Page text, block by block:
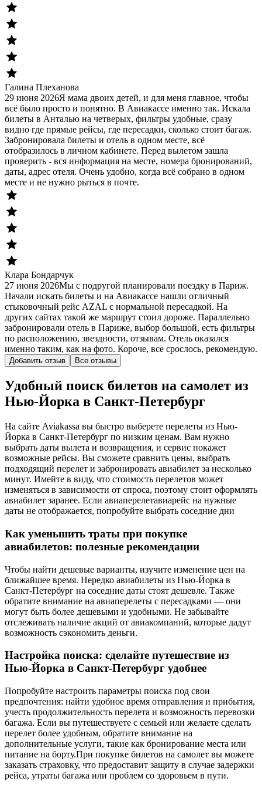
Галина Плеханова
29 июня 2026Я мама двоих детей, и для меня главное, чтобы
всё было просто и понятно. В Авиакассе именно так. Искала
билеты в Анталью на четверых, фильтры удобные, сразу
видно где прямые рейсы, где пересадки, сколько стоит багаж.
Забронировала билеты и отель в одном месте, всё
отобразилось в личном кабинете. Перед вылетом зашла
проверить - вся информация на месте, номера бронирований,
даты, адрес отеля. Очень удобно, когда всё собрано в одном
месте и не нужно рыться в почте.
Клара Бондарчук
27 июня 2026Мы с подругой планировали поездку в Париж.
Начали искать билеты и на Авиакассе нашли отличный
стыковочный рейс AZAL с нормальной пересадкой. На
других сайтах такой же маршрут стоил дороже. Параллельно
забронировали отель в Париже, выбор большой, есть фильтры
по расположению, звездности, отзывам. Отель оказался
именно таким, как на фото. Короче, все срослось, рекомендую.
Добавить отзыв Все отзывы
Удобный поиск билетов на самолет из
Нью-Йорка в Санкт-Петербург
На сайте Aviakassa вы быстро выберете перелеты из Нью-
Йорка в Санкт-Петербург по низким ценам. Вам нужно
выбрать даты вылета и возвращения, и сервис покажет
возможные рейсы. Вы сможете сравнить цены, выбрать
подходящий перелет и забронировать авиабилет за несколько
минут. Имейте в виду, что стоимость перелетов может
изменяться в зависимости от спроса, поэтому стоит оформлять
авиабилет заранее. Если авиаперелетавиарейс на нужные
даты не отображается, попробуйте выбрать соседние дни
Как уменьшить траты при покупке
авиабилетов: полезные рекомендации
Чтобы найти дешевые варианты, изучите изменение цен на
ближайшее время. Нередко авиабилеты из Нью-Йорка в
Санкт-Петербург на соседние даты стоят дешевле. Также
обратите внимание на авиаперелеты с пересадками — они
могут быть более дешевыми и удобными. Не забывайте
отслеживать наличие акций от авиакомпаний, которые дадут
возможность сэкономить деньги.
Настройка поиска: сделайте путешествие из
Нью-Йорка в Санкт-Петербург удобнее
Попробуйте настроить параметры поиска под свои
предпочтения: найти удобное время отправления и прибытия,
учесть продолжительность перелета и возможность перевозки
багажа. Если вы путешествуете с семьей или желаете сделать
перелет более удобным, обратите внимание на
дополнительные услуги, такие как бронирование места или
питание на борту.При покупке билетов на самолет вы можете
заказать страховку, что предоставит защиту в случае задержки
рейса, утраты багажа или проблем со здоровьем в пути.